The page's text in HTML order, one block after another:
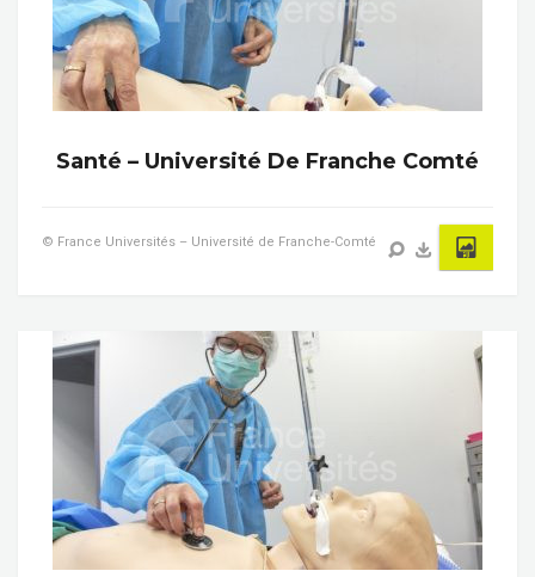
Santé – Université De Franche Comté
© France Universités – Université de Franche-Comté